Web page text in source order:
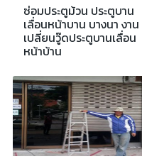
ซ่อมประตูม้วน ประตูบาน
เลื่อนหน้าบาน บางนา งาน
เปลี่ยนวู๊ดประตูบานเลื่อน
หน้าบ้าน